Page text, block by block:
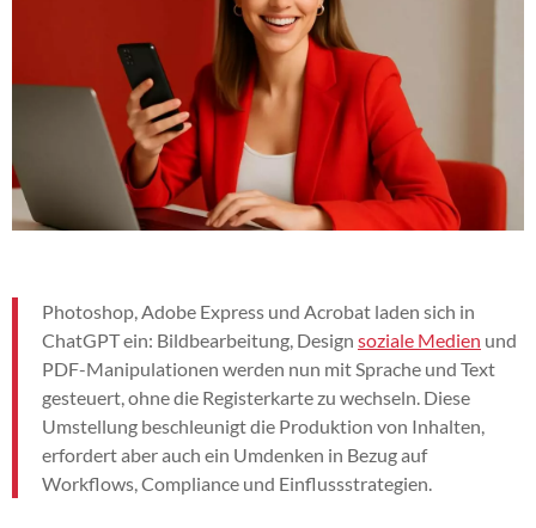
Photoshop, Adobe Express und Acrobat laden sich in
ChatGPT ein: Bildbearbeitung, Design soziale Medien und
PDF-Manipulationen werden nun mit Sprache und Text
gesteuert, ohne die Registerkarte zu wechseln. Diese
Umstellung beschleunigt die Produktion von Inhalten,
erfordert aber auch ein Umdenken in Bezug auf
Workflows, Compliance und Einflussstrategien.